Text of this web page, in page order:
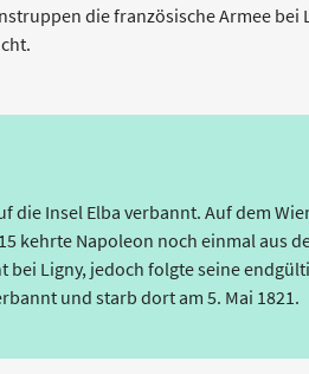
die französische Armee bei
die Insel Elba verbannt. Auf dem
kehrte Napoleon noch einmal aus
bei Ligny, jedoch folgte seine
und starb dort am 5. Mai 1821.